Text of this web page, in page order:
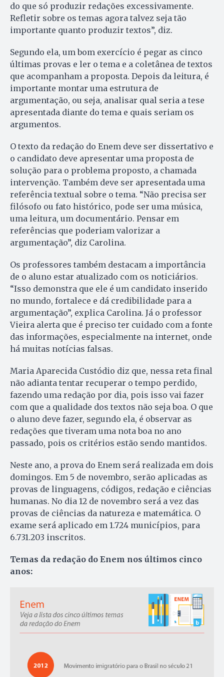
do que só produzir redações excessivamente.
Refletir sobre os temas agora talvez seja tão
importante quanto produzir textos”, diz.
Segundo ela, um bom exercício é pegar as cinco
últimas provas e ler o tema e a coletânea de textos
que acompanham a proposta. Depois da leitura, é
importante montar uma estrutura de
argumentação, ou seja, analisar qual seria a tese
apresentada diante do tema e quais seriam os
argumentos.
O texto da redação do Enem deve ser dissertativo e
o candidato deve apresentar uma proposta de
solução para o problema proposto, a chamada
intervenção. Também deve ser apresentada uma
referência textual sobre o tema. “Não precisa ser
filósofo ou fato histórico, pode ser uma música,
uma leitura, um documentário. Pensar em
referências que poderiam valorizar a
argumentação”, diz Carolina.
Os professores também destacam a importância
de o aluno estar atualizado com os noticiários.
“Isso demonstra que ele é um candidato inserido
no mundo, fortalece e dá credibilidade para a
argumentação”, explica Carolina. Já o professor
Vieira alerta que é preciso ter cuidado com a fonte
das informações, especialmente na internet, onde
há muitas notícias falsas.
Maria Aparecida Custódio diz que, nessa reta final
não adianta tentar recuperar o tempo perdido,
fazendo uma redação por dia, pois isso vai fazer
com que a qualidade dos textos não seja boa. O que
o aluno deve fazer, segundo ela, é observar as
redações que tiveram uma nota boa no ano
passado, pois os critérios estão sendo mantidos.
Neste ano, a prova do Enem será realizada em dois
domingos. Em 5 de novembro, serão aplicadas as
provas de linguagens, códigos, redação e ciências
humanas. No dia 12 de novembro será a vez das
provas de ciências da natureza e matemática. O
exame será aplicado em 1.724 municípios, para
6.731.203 inscritos.
Temas da redação do Enem nos últimos cinco
anos: